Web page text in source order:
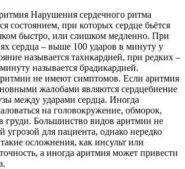
Нарушения сердечного ритма
состоянием, при которых сердце бьётся
быстро, или слишком медленно. При
сердца – выше 100 ударов в минуту у
называется тахикардией, при редких –
называется брадикардией.
не имеют симптомов. Если аритмия
жалобами являются сердцебиение
между ударами сердца. Иногда
на головокружение, обморок,
груди. Большинство видов аритмии не
угрозой для пациента, однако нередко
осложнения, как инсульт или
а иногда аритмия может привести